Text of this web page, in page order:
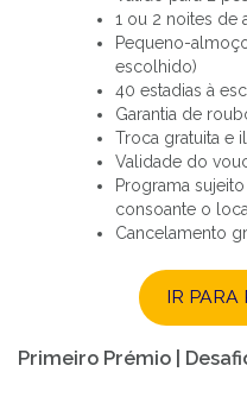
1 ou 2 noites de
Pequeno-
escolhido)
40 estadias à
Garantia de
Troca gratuita e
Validade do
Programa
consoante o
Cancelamento
IR PARA
Primeiro Prémio |